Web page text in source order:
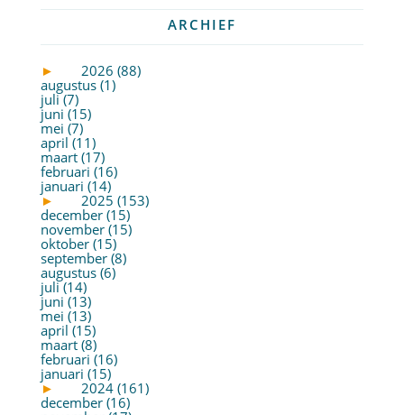
ARCHIEF
►
2026 (88)
augustus (1)
juli (7)
juni (15)
mei (7)
april (11)
maart (17)
februari (16)
januari (14)
►
2025 (153)
december (15)
november (15)
oktober (15)
september (8)
augustus (6)
juli (14)
juni (13)
mei (13)
april (15)
maart (8)
februari (16)
januari (15)
►
2024 (161)
december (16)